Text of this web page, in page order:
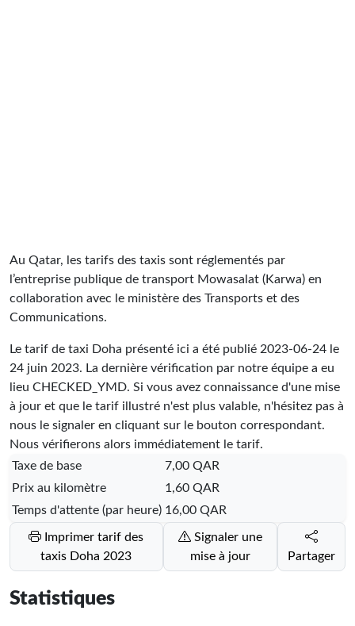
Au Qatar, les tarifs des taxis sont réglementés par
l’entreprise publique de transport Mowasalat (Karwa) en
collaboration avec le ministère des Transports et des
Communications.
Le tarif de taxi Doha présenté ici a été publié 2023-06-24 le
24 juin 2023. La dernière vérification par notre équipe a eu
lieu CHECKED_YMD. Si vous avez connaissance d'une mise
à jour et que le tarif illustré n'est plus valable, n'hésitez pas à
nous le signaler en cliquant sur le bouton correspondant.
Nous vérifierons alors immédiatement le tarif.
Taxe de base
7,00 QAR
Prix au kilomètre
1,60 QAR
Temps d'attente (par heure) 16,00 QAR
taxis Doha 2023
Signaler une
mise à jour
Partager
Statistiques